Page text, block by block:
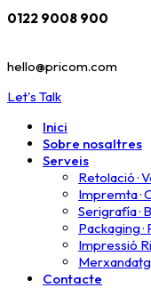
0122 9008 900
hello@pricom.com
Let's Talk
Inici
Sobre nosaltres
Serveis
Retolació ·
Impremta ·
Serigrafía ·
Packaging ·
Impressió
Contacte